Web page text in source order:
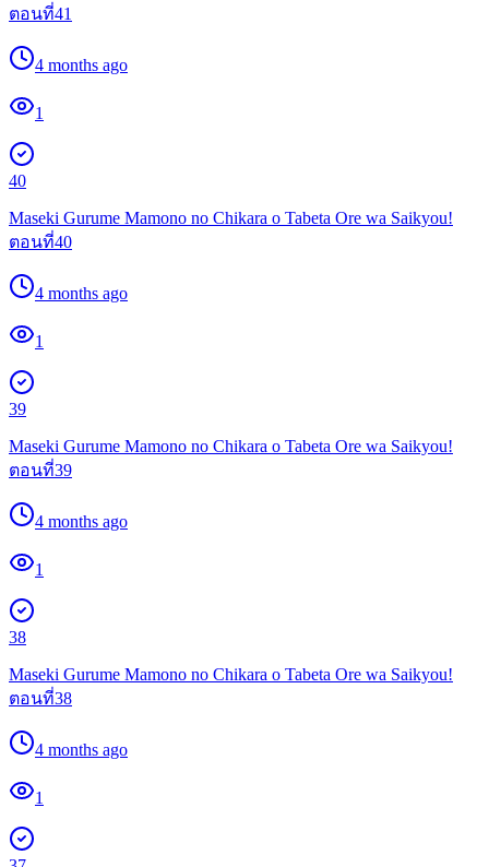
ตอนที่41
4 months ago
1
40
Maseki Gurume Mamono no Chikara o Tabeta Ore wa Saikyou!
ตอนที่40
4 months ago
1
39
Maseki Gurume Mamono no Chikara o Tabeta Ore wa Saikyou!
ตอนที่39
4 months ago
1
38
Maseki Gurume Mamono no Chikara o Tabeta Ore wa Saikyou!
ตอนที่38
4 months ago
1